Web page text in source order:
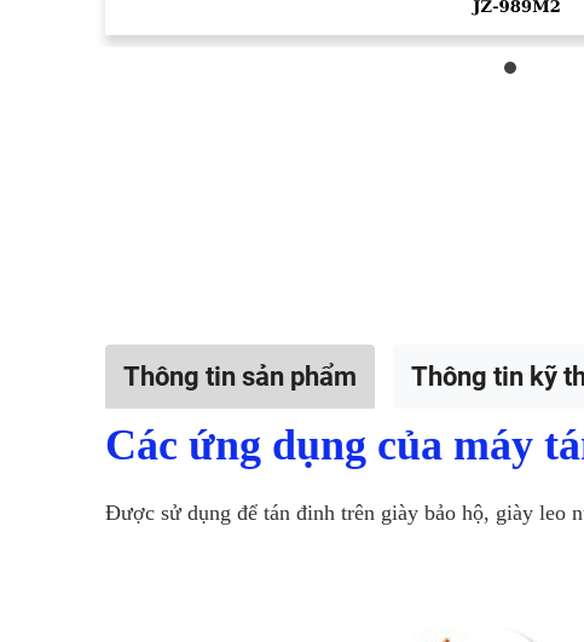
Thông tin sản phẩm Thông tin kỹ
Các ứng dụng của máy
Được sử dụng để tán đinh trên giày bảo hộ, giày leo